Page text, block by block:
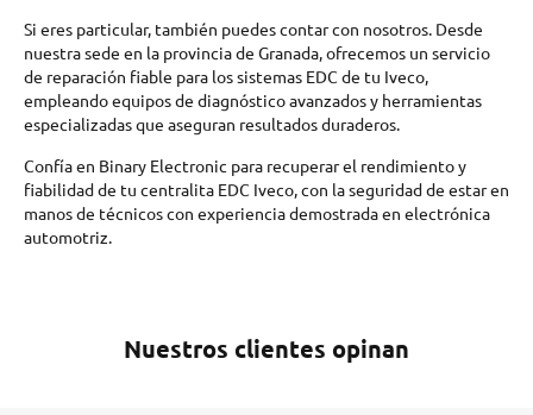
Si eres particular, también puedes contar con nosotros. Desde
nuestra sede en la provincia de Granada, ofrecemos un servicio
de reparación fiable para los sistemas EDC de tu Iveco,
empleando equipos de diagnóstico avanzados y herramientas
especializadas que aseguran resultados duraderos.
Confía en Binary Electronic para recuperar el rendimiento y
fiabilidad de tu centralita EDC Iveco, con la seguridad de estar en
manos de técnicos con experiencia demostrada en electrónica
automotriz.
Nuestros clientes opinan